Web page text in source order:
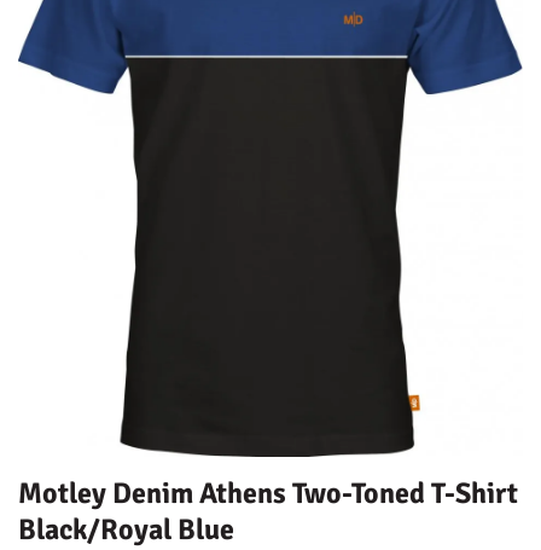
Motley Denim Athens Two-Toned T-Shirt
Black/Royal Blue